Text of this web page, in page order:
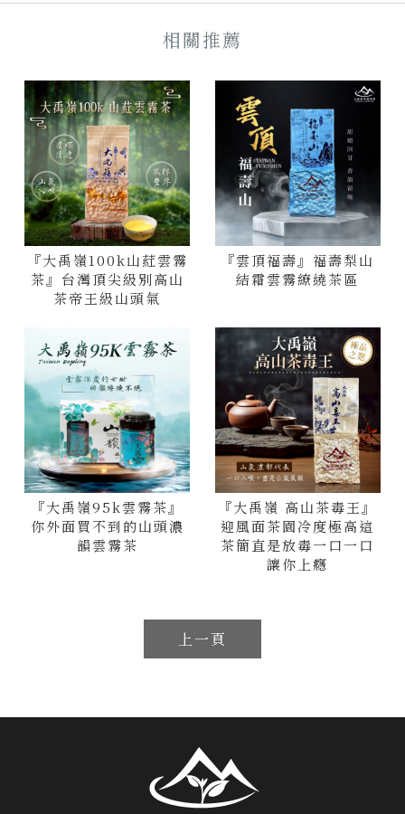
『大禹嶺100k山葒雲霧
茶』台灣頂尖級別高山
茶帝王級山頭氣
『雲頂福壽』福壽梨山
結霜雲霧繚繞茶區
『大禹嶺95k雲霧茶』
你外面買不到的山頭濃
韻雲霧茶
『大禹嶺 高山茶毒王』
迎風面茶園冷度極高這
茶簡直是放毒一口一口
讓你上癮
上一頁